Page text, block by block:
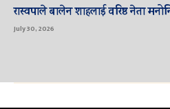
रास्वपाले बालेन शाहलाई वरिष्ठ नेता
July 30, 2026